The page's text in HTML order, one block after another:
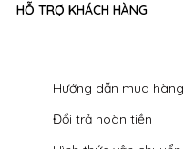
HỖ TRỢ KHÁCH HÀNG
Hướng dẫn mua hàng
Đổi trả hoàn tiền